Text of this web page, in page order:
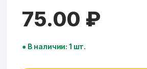
75.00 ₽
● В наличии: 1 шт.